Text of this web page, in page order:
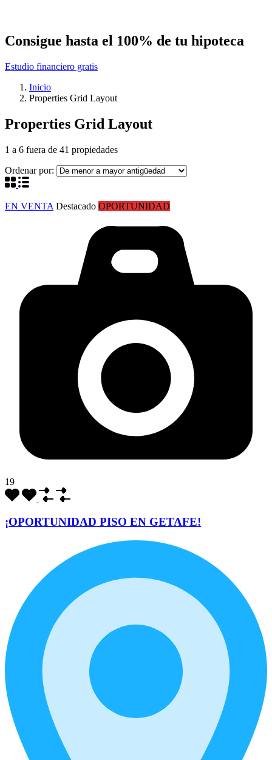
Consigue hasta el 100% de tu hipoteca
Estudio financiero gratis
Inicio
Properties Grid Layout
Properties Grid Layout
1 a 6 fuera de 41 propiedades
Ordenar por:
EN VENTA Destacado OPORTUNIDAD
19
¡OPORTUNIDAD PISO EN GETAFE!